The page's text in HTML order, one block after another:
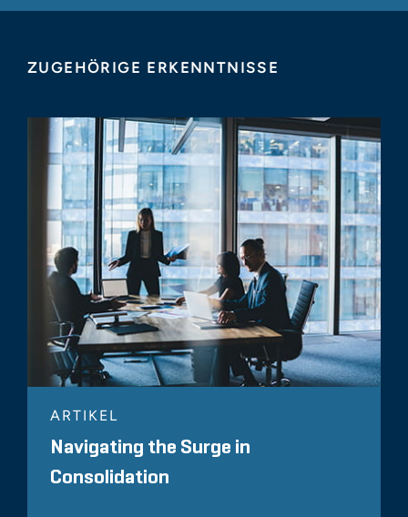
ZUGEHÖRIGE ERKENNTNISSE
ARTIKEL
Navigating the Surge in
Consolidation